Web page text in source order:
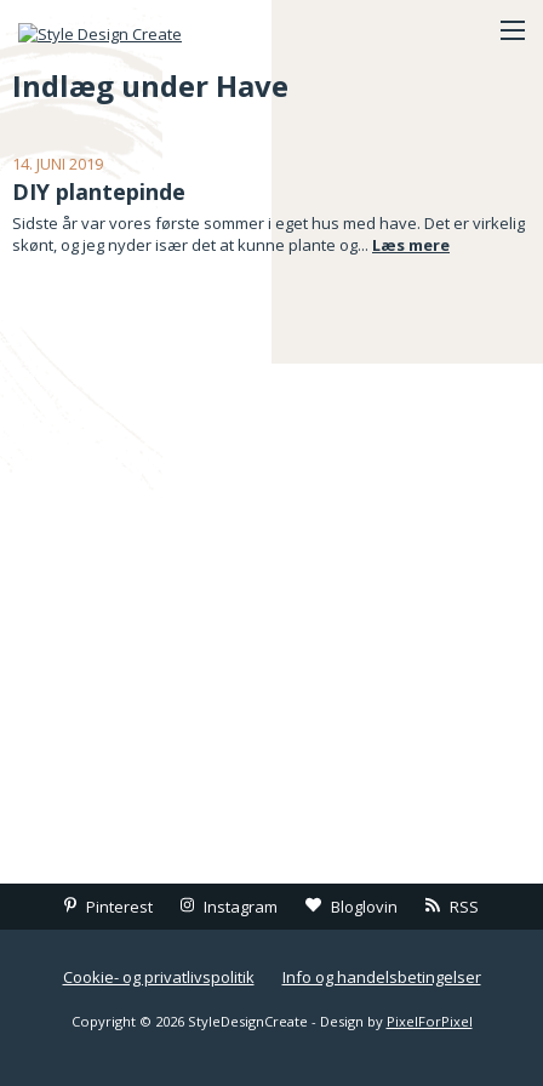
Indlæg under Have
14. JUNI 2019
DIY plantepinde
Sidste år var vores første sommer i eget hus med have. Det er virkelig
skønt, og jeg nyder især det at kunne plante og... Læs mere
Pinterest Instagram Bloglovin RSS
Cookie- og privatlivspolitik Info og handelsbetingelser
Copyright © 2026 StyleDesignCreate - Design by PixelForPixel